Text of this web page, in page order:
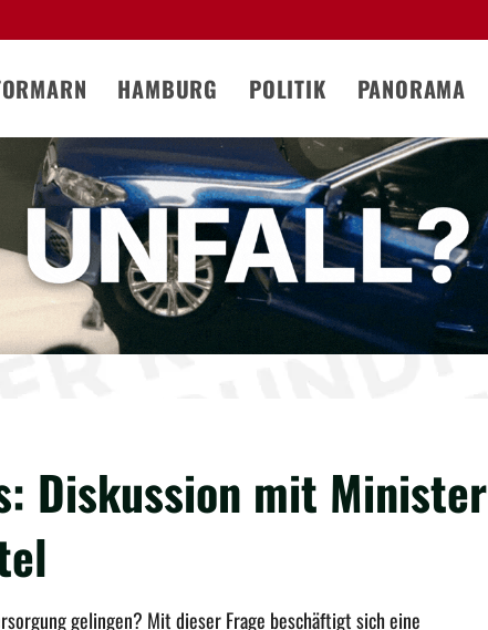
HAMBURG POLITIK PANORAMA
Diskussion mit Minister
gelingen? Mit dieser Frage beschäftigt sich eine